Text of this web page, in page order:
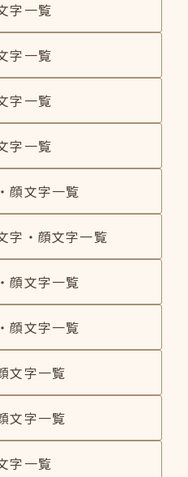
字一覧
字一覧
字一覧
字一覧
顔文字一覧
字・顔文字一覧
顔文字一覧
顔文字一覧
文字一覧
文字一覧
字一覧